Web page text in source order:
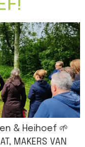
& Heihoef 🌱
MAKERS VAN